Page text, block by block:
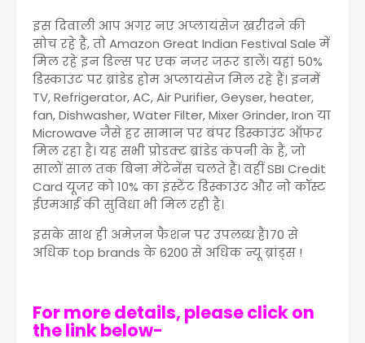
इस दिवाली आप अगर नए अप्लायंसेज खरीदने की
सोच रहे हैं, तो Amazon Great Indian Festival Sale में
मिल रहे इन डिल्स पर एक नजर जरूर डालें। यहां 50%
डिस्काउंट पर ब्रांडेड होम अप्लायंसेज मिल रहे हैं। इनमें
TV, Refrigerator, AC, Air Purifier, Geyser, heater,
fan, Dishwasher, Water Filter, Mixer Grinder, Iron या
Microwave जैसे हर सामान पर बंपर डिस्काउंट ऑफर
मिल रहा है। यह सभी प्रोडक्ट ब्रांडेड कंपनी के हैं, जो
सालों साल तक बिना मेंटेनेंस चलते हैं। वहीं SBI Credit
Card यूजर को 10% का इंस्टेंट डिस्काउंट और नो कॉस्ट
ईएमआई की सुविधा भी मिल रही है।
इसके साथ ही अमेज़न फैशन पर उपलब्ध हैं170 से
अधिक top brands के 6200 से अधिक न्यू ब्रांड्स !
For more details, please click on
the link below-